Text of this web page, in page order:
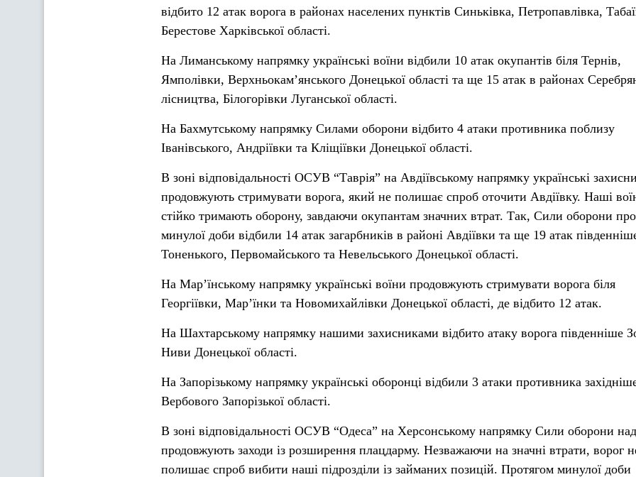
відбито 12 атак ворога в районах населених пунктів Синьківка, Петропавлівка,
Берестове Харківської області.
На Лиманському напрямку українські воїни відбили 10 атак окупантів біля Тернів,
Ямполівки, Верхньокам’янського Донецької області та ще 15 атак в районах
лісництва, Білогорівки Луганської області.
На Бахмутському напрямку Силами оборони відбито 4 атаки противника поблизу
Іванівського, Андріївки та Кліщіївки Донецької області.
В зоні відповідальності ОСУВ “Таврія” на Авдіївському напрямку українські
продовжують стримувати ворога, який не полишає спроб оточити Авдіївку. Наші
стійко тримають оборону, завдаючи окупантам значних втрат. Так, Сили оборони
минулої доби відбили 14 атак загарбників в районі Авдіївки та ще 19 атак
Тоненького, Первомайського та Невельського Донецької області.
На Мар’їнському напрямку українські воїни продовжують стримувати ворога біля
Георгіївки, Мар’їнки та Новомихайлівки Донецької області, де відбито 12 атак.
На Шахтарському напрямку нашими захисниками відбито атаку ворога південніше
Ниви Донецької області.
На Запорізькому напрямку українські оборонці відбили 3 атаки противника
Вербового Запорізької області.
В зоні відповідальності ОСУВ “Одеса” на Херсонському напрямку Сили оборони
продовжують заходи із розширення плацдарму. Незважаючи на значні втрати, ворог
полишає спроб вибити наші підрозділи із займаних позицій. Протягом минулої доби